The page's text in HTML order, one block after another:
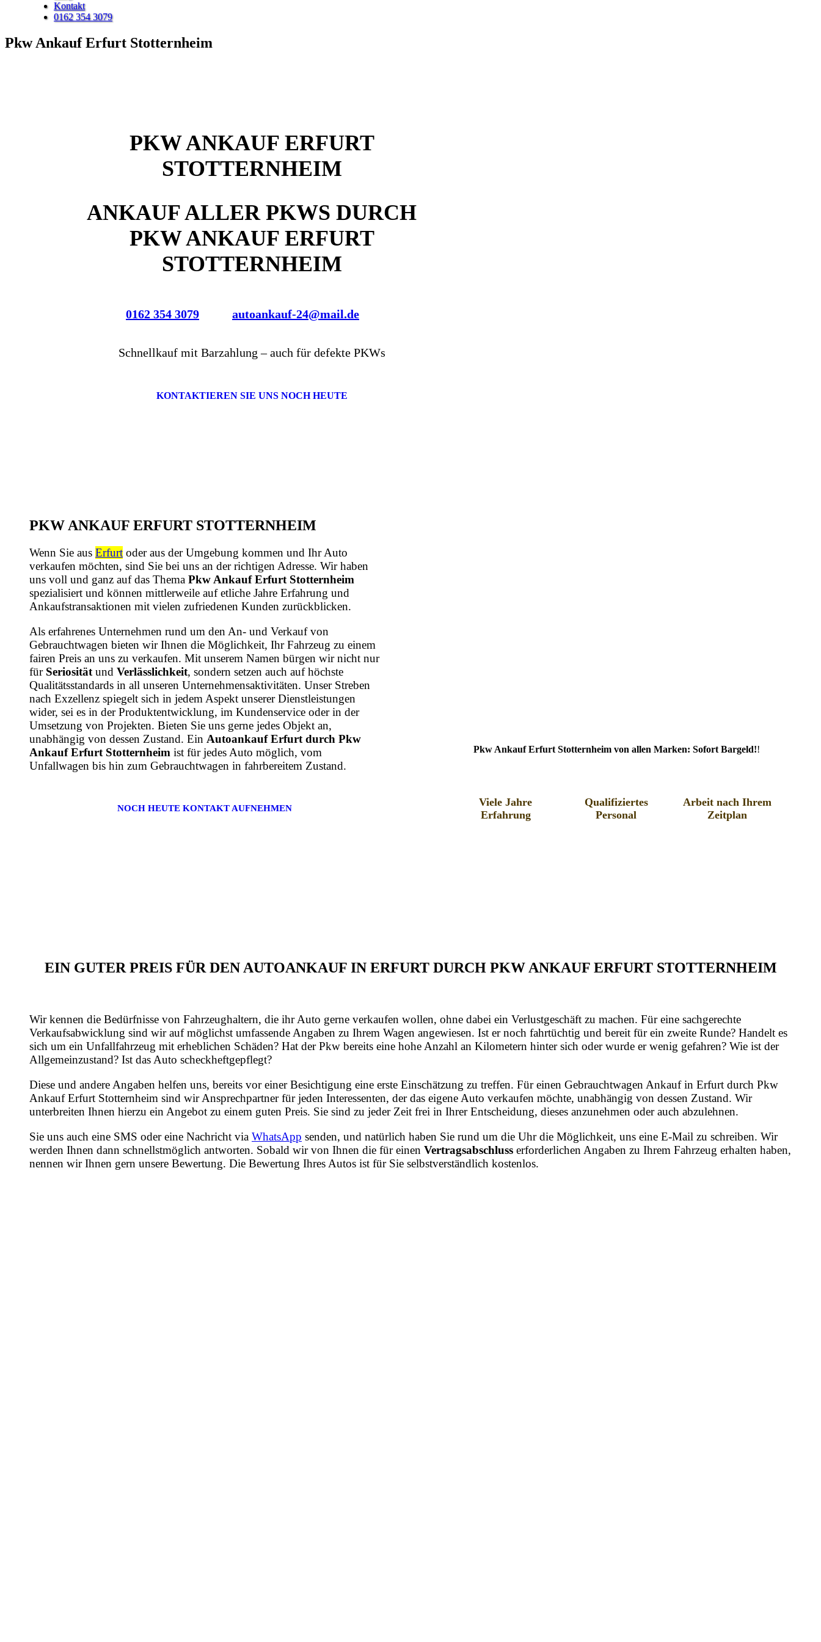
Kontakt
0162 354 3079
Pkw Ankauf Erfurt Stotternheim
PKW ANKAUF ERFURT
STOTTERNHEIM
ANKAUF ALLER PKWS DURCH
PKW ANKAUF ERFURT
STOTTERNHEIM
0162 354 3079 autoankauf-24@mail.de
Schnellkauf mit Barzahlung – auch für defekte PKWs
KONTAKTIEREN SIE UNS NOCH HEUTE
PKW ANKAUF ERFURT STOTTERNHEIM
Wenn Sie aus Erfurt oder aus der Umgebung kommen und Ihr Auto
verkaufen möchten, sind Sie bei uns an der richtigen Adresse. Wir haben
uns voll und ganz auf das Thema Pkw Ankauf Erfurt Stotternheim
spezialisiert und können mittlerweile auf etliche Jahre Erfahrung und
Ankaufstransaktionen mit vielen zufriedenen Kunden zurückblicken.
Als erfahrenes Unternehmen rund um den An- und Verkauf von
Gebrauchtwagen bieten wir Ihnen die Möglichkeit, Ihr Fahrzeug zu einem
fairen Preis an uns zu verkaufen. Mit unserem Namen bürgen wir nicht nur
für Seriosität und Verlässlichkeit, sondern setzen auch auf höchste
Qualitätsstandards in all unseren Unternehmensaktivitäten. Unser Streben
nach Exzellenz spiegelt sich in jedem Aspekt unserer Dienstleistungen
wider, sei es in der Produktentwicklung, im Kundenservice oder in der
Umsetzung von Projekten. Bieten Sie uns gerne jedes Objekt an,
unabhängig von dessen Zustand. Ein Autoankauf Erfurt durch Pkw
Ankauf Erfurt Stotternheim ist für jedes Auto möglich, vom
Unfallwagen bis hin zum Gebrauchtwagen in fahrbereitem Zustand.
NOCH HEUTE KONTAKT AUFNEHMEN
Pkw Ankauf Erfurt Stotternheim von allen Marken: Sofort Bargeld!!
Viele Jahre
Erfahrung
Qualifiziertes
Personal
Arbeit nach Ihrem
Zeitplan
EIN GUTER PREIS FÜR DEN AUTOANKAUF IN ERFURT DURCH PKW ANKAUF ERFURT STOTTERNHEIM
Wir kennen die Bedürfnisse von Fahrzeughaltern, die ihr Auto gerne verkaufen wollen, ohne dabei ein Verlustgeschäft zu machen. Für eine sachgerechte
Verkaufsabwicklung sind wir auf möglichst umfassende Angaben zu Ihrem Wagen angewiesen. Ist er noch fahrtüchtig und bereit für ein zweite Runde? Handelt es
sich um ein Unfallfahrzeug mit erheblichen Schäden? Hat der Pkw bereits eine hohe Anzahl an Kilometern hinter sich oder wurde er wenig gefahren? Wie ist der
Allgemeinzustand? Ist das Auto scheckheftgepflegt?
Diese und andere Angaben helfen uns, bereits vor einer Besichtigung eine erste Einschätzung zu treffen. Für einen Gebrauchtwagen Ankauf in Erfurt durch Pkw
Ankauf Erfurt Stotternheim sind wir Ansprechpartner für jeden Interessenten, der das eigene Auto verkaufen möchte, unabhängig von dessen Zustand. Wir
unterbreiten Ihnen hierzu ein Angebot zu einem guten Preis. Sie sind zu jeder Zeit frei in Ihrer Entscheidung, dieses anzunehmen oder auch abzulehnen.
Sie uns auch eine SMS oder eine Nachricht via WhatsApp senden, und natürlich haben Sie rund um die Uhr die Möglichkeit, uns eine E-Mail zu schreiben. Wir
werden Ihnen dann schnellstmöglich antworten. Sobald wir von Ihnen die für einen Vertragsabschluss erforderlichen Angaben zu Ihrem Fahrzeug erhalten haben,
nennen wir Ihnen gern unsere Bewertung. Die Bewertung Ihres Autos ist für Sie selbstverständlich kostenlos.